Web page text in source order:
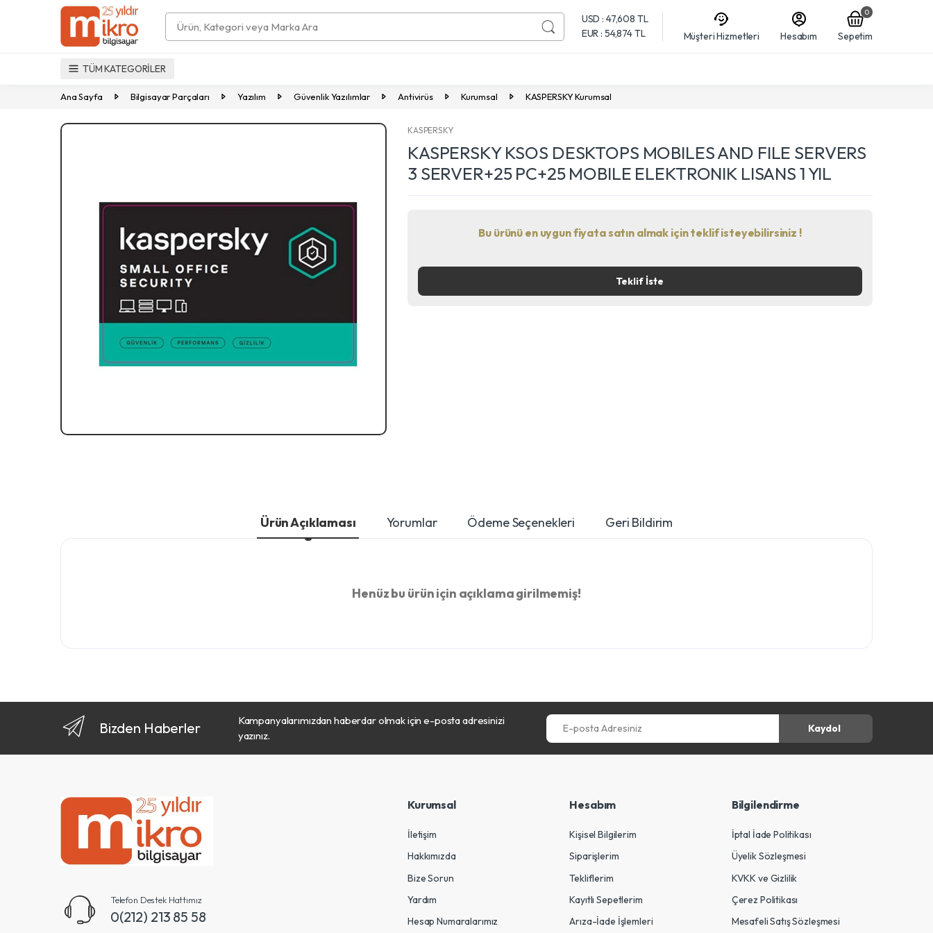
Search
USD : 47,608 TL
EUR : 54,874 TL
Müşteri Hizmetleri Hesabım
0
Sepetim
TÜM KATEGORİLER
Ana Sayfa Bilgisayar Parçaları Yazılım Güvenlik Yazılımlar Antivirüs Kurumsal KASPERSKY Kurumsal
KASPERSKY
KASPERSKY KSOS DESKTOPS MOBILES AND FILE SERVERS
3 SERVER+25 PC+25 MOBILE ELEKTRONIK LISANS 1 YIL
Bu ürünü en uygun fiyata satın almak için teklif isteyebilirsiniz !
Teklif İste
Ürün Açıklaması Yorumlar Ödeme Seçenekleri Geri Bildirim
Henüz bu ürün için açıklama girilmemiş!
Bizden Haberler
Kampanyalarımızdan haberdar olmak için e-posta adresinizi
yazınız.
E-posta Adresiniz
Kaydol
Telefon Destek Hattımız
0(212) 213 85 58
Kurumsal
İletişim
Hakkımızda
Bize Sorun
Yardım
Hesap Numaralarımız
Hesabım
Kişisel Bilgilerim
Siparişlerim
Tekliflerim
Kayıtlı Sepetlerim
Arıza-İade İşlemleri
Bilgilendirme
İptal İade Politikası
Üyelik Sözleşmesi
KVKK ve Gizlilik
Çerez Politikası
Mesafeli Satış Sözleşmesi